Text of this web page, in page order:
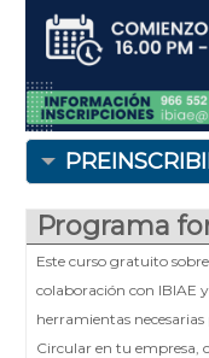
Programa
Este curso gratuito
colaboración con IBIAE
herramientas
Circular en tu empresa,